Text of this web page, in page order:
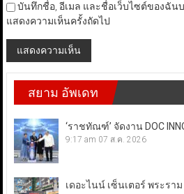
บันทึกชื่อ, อีเมล และชื่อเว็บไซต์ของฉัน
แสดงความเห็นครั้งถัดไป
สยาม อัพเดท
‘ราชทัณฑ์’ จัดงาน DOC
9:17 am 07 ส.ค. 2026
เดอะไนน์ เซ็นเตอร์ พระรา